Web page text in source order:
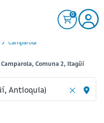
0
Camparola
Comuna 2, Itagüí